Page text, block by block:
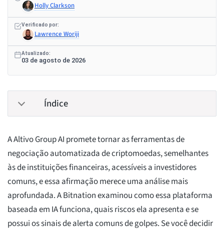
Holly Clarkson
Verificado por:
Lawrence Woriji
Atualizado:
03 de agosto de 2026
Índice
A Altivo Group AI promete tornar as ferramentas de
negociação automatizada de criptomoedas, semelhantes
às de instituições financeiras, acessíveis a investidores
comuns, e essa afirmação merece uma análise mais
aprofundada. A Bitnation examinou como essa plataforma
baseada em IA funciona, quais riscos ela apresenta e se
possui os sinais de alerta comuns de golpes. Se você decidir